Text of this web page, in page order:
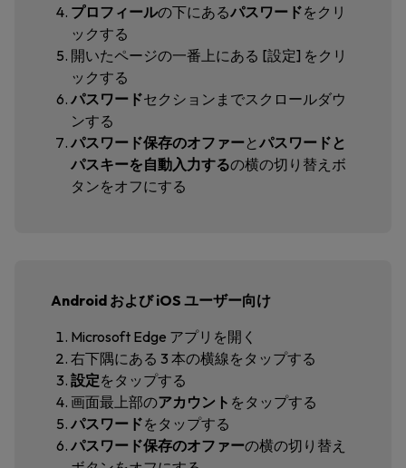
プロフィールの下にあるパスワードをクリ
ックする
開いたページの一番上にある [設定] をクリ
ックする
パスワードセクション までスクロールダウ
ンする
パスワード保存のオファーと パスワードと
パスキーを自動入力するの横の切り替えボ
タンをオフにする
Android および iOS ユーザー向け
Microsoft Edge アプリを開く
右下隅にある 3 本の横線をタップする
設定をタップする
画面最上部のアカウント をタップする
パスワードをタップする
パスワード保存のオファーの横の切り替え